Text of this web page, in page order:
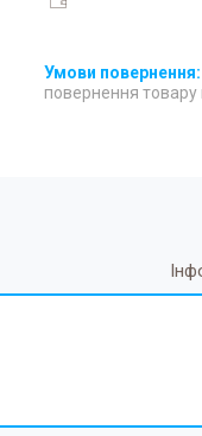
повернення товару